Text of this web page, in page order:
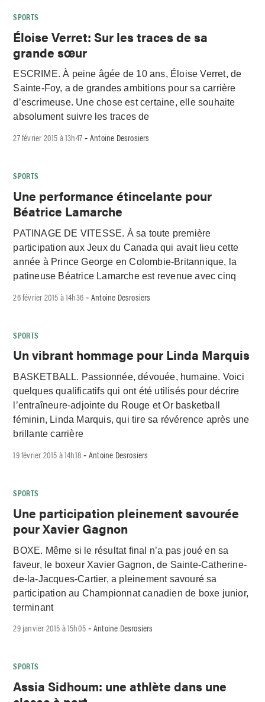
SPORTS
Éloise Verret: Sur les traces de sa
grande sœur
ESCRIME. À peine âgée de 10 ans, Éloise Verret, de
Sainte-Foy, a de grandes ambitions pour sa carrière
d’escrimeuse. Une chose est certaine, elle souhaite
absolument suivre les traces de
27 février 2015 à 13h47 -Antoine Desrosiers
SPORTS
Une performance étincelante pour
Béatrice Lamarche
PATINAGE DE VITESSE. À sa toute première
participation aux Jeux du Canada qui avait lieu cette
année à Prince George en Colombie-Britannique, la
patineuse Béatrice Lamarche est revenue avec cinq
26 février 2015 à 14h36 -Antoine Desrosiers
SPORTS
Un vibrant hommage pour Linda Marquis
BASKETBALL. Passionnée, dévouée, humaine. Voici
quelques qualificatifs qui ont été utilisés pour décrire
l’entraîneure-adjointe du Rouge et Or basketball
féminin, Linda Marquis, qui tire sa révérence après une
brillante carrière
19 février 2015 à 14h18 -Antoine Desrosiers
SPORTS
Une participation pleinement savourée
pour Xavier Gagnon
BOXE. Même si le résultat final n’a pas joué en sa
faveur, le boxeur Xavier Gagnon, de Sainte-Catherine-
de-la-Jacques-Cartier, a pleinement savouré sa
participation au Championnat canadien de boxe junior,
terminant
29 janvier 2015 à 15h05 -Antoine Desrosiers
SPORTS
Assia Sidhoum: une athlète dans une